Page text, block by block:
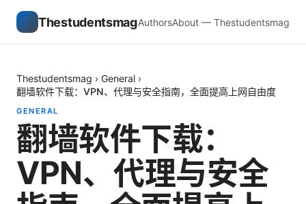
ThestudentsmagAuthorsAbout — Thestudentsmag
Thestudentsmag › General ›
翻墙软件下载：VPN、代理与安全指南，全面提高上网自由度
GENERAL
翻墙软件下载：
VPN、代理与安全